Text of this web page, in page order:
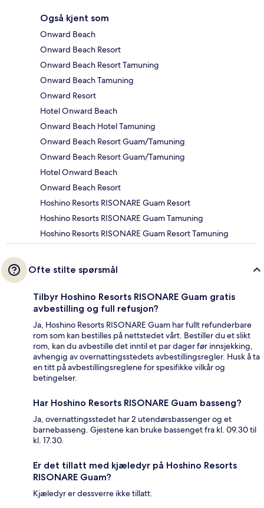
Også kjent som
Onward Beach
Onward Beach Resort
Onward Beach Resort Tamuning
Onward Beach Tamuning
Onward Resort
Hotel Onward Beach
Onward Beach Hotel Tamuning
Onward Beach Resort Guam/Tamuning
Onward Beach Resort Guam/Tamuning
Hotel Onward Beach
Onward Beach Resort
Hoshino Resorts RISONARE Guam Resort
Hoshino Resorts RISONARE Guam Tamuning
Hoshino Resorts RISONARE Guam Resort Tamuning
Ofte stilte spørsmål
Tilbyr Hoshino Resorts RISONARE Guam gratis
avbestilling og full refusjon?
Ja, Hoshino Resorts RISONARE Guam har fullt refunderbare
rom som kan bestilles på nettstedet vårt. Bestiller du et slikt
rom, kan du avbestille det inntil et par dager før innsjekking,
avhengig av overnattingsstedets avbestillingsregler. Husk å ta
en titt på avbestillingsreglene for spesifikke vilkår og
betingelser.
Har Hoshino Resorts RISONARE Guam basseng?
Ja, overnattingsstedet har 2 utendørsbassenger og et
barnebasseng. Gjestene kan bruke bassenget fra kl. 09.30 til
kl. 17.30.
Er det tillatt med kjæledyr på Hoshino Resorts
RISONARE Guam?
Kjæledyr er dessverre ikke tillatt.